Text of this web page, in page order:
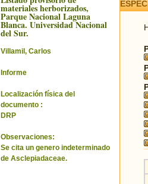
materiales herborizados,
Parque Nacional Laguna
Blanca. Universidad Nacional
del Sur.
Villamil, Carlos
Informe
Localización física del
documento :
DRP
Observaciones:
Se cita un genero indeterminado
de Asclepiadaceae.